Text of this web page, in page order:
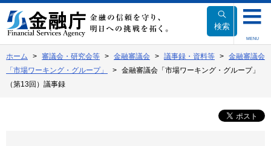
文
へ
動
検索
MENU
ホーム 審議会・研究会等 金融審議会 議事録・資料等
金融審議会
「市場ワーキング・グループ」
金融審議会「市場ワーキング・グループ」
（第13回）議事録